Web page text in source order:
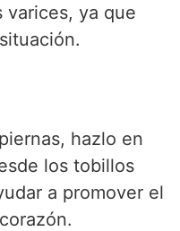
varices, ya que
hazlo en
los tobillos
a promover el